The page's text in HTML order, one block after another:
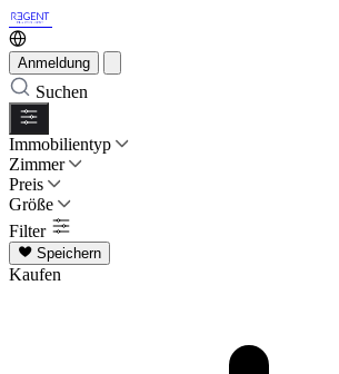
Anmeldung
Suchen
Immobilientyp
Zimmer
Preis
Größe
Filter
Speichern
Kaufen